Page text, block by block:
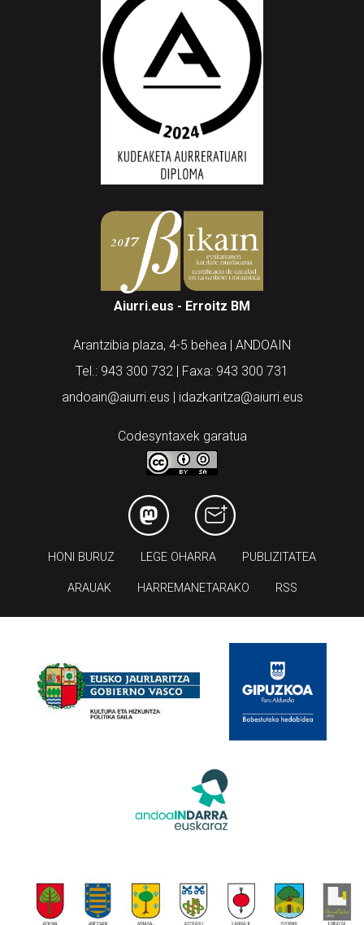
Aiurri.eus - Erroitz BM
Arantzibia plaza, 4-5 behea | ANDOAIN
Tel.: 943 300 732 | Faxa: 943 300 731
andoain@aiurri.eus | idazkaritza@aiurri.eus
Codesyntaxek garatua
HONI BURUZ LEGE OHARRA PUBLIZITATEA
ARAUAK HARREMANETARAKO RSS